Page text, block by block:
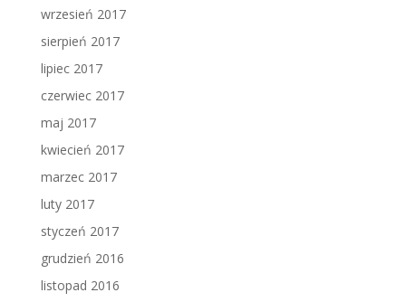
wrzesień 2017
sierpień 2017
lipiec 2017
czerwiec 2017
maj 2017
kwiecień 2017
marzec 2017
luty 2017
styczeń 2017
grudzień 2016
listopad 2016